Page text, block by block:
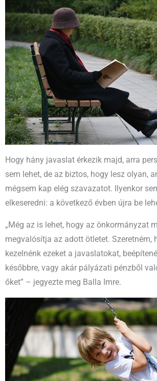
Hogy hány javaslat érkezik majd, arra
sem lehet, de az biztos, hogy lesz olyan,
mégsem kap elég szavazatot. Ilyenkor
elkeseredni: a következő évben újra be
„Még az is lehet, hogy az önkormányzat
megvalósítja az adott ötletet. Szeretném,
kezelnénk ezeket a javaslatokat,
későbbre, vagy akár pályázati pénzből
őket” – jegyezte meg Balla Imre.